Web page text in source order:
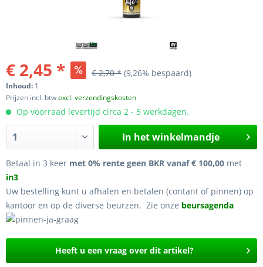
€ 2,45 * € 2,70 * (9,26% bespaard)
Inhoud: 1
Prijzen incl. btwexcl. verzendingskosten
Op voorraad levertijd circa 2 - 5 werkdagen.
In het winkelmandje
Betaal in 3 keer met 0% rente geen BKR vanaf € 100,00 met
in3
Uw bestelling kunt u afhalen en betalen (contant of pinnen) op
kantoor en op de diverse beurzen. Zie onze beursagenda
Heeft u een vraag over dit artikel?